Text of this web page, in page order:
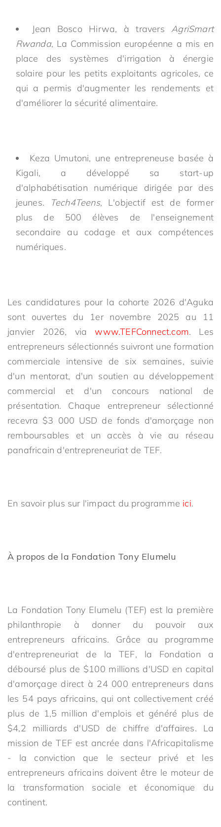
Jean Bosco Hirwa, à traversAgriSmart
Rwanda, La Commission européenne a mis en
place des systèmes d'irrigation à énergie
solaire pour les petits exploitants agricoles, ce
qui a permis d'augmenter les rendements et
d'améliorer la sécurité alimentaire.
Keza Umutoni, une entrepreneuse basée à
Kigali, a développé sa start-up
d'alphabétisation numérique dirigée par des
jeunes.
Tech4Teens, L'objectif est de former
plus de 500 élèves de l'enseignement
secondaire au codage et aux compétences
numériques.
Les candidatures pour la cohorte 2026 d'Aguka
sont ouvertes du 1er novembre 2025 au 11
janvier 2026, viawww.TEFConnect.com. Les
entrepreneurs sélectionnés suivront une formation
commerciale intensive de six semaines, suivie
d'un mentorat, d'un soutien au développement
commercial et d'un concours national de
présentation. Chaque entrepreneur sélectionné
recevra $3 000 USD de fonds d'amorçage non
remboursables et un accès à vie au réseau
panafricain d'entrepreneuriat de TEF.
En savoir plus sur l'impact du programme ici.
À propos de la Fondation Tony Elumelu
La Fondation Tony Elumelu (TEF) est la première
philanthropie à donner du pouvoir aux
entrepreneurs africains. Grâce au programme
d'entrepreneuriat de la TEF, la Fondation a
déboursé plus de $100 millions d'USD en capital
d'amorçage direct à 24 000 entrepreneurs dans
les 54 pays africains, qui ont collectivement créé
plus de 1,5 million d'emplois et généré plus de
$4,2 milliards d'USD de chiffre d'affaires. La
mission de TEF est ancrée dans l'Africapitalisme
- la conviction que le secteur privé et les
entrepreneurs africains doivent être le moteur de
la transformation sociale et économique du
continent.